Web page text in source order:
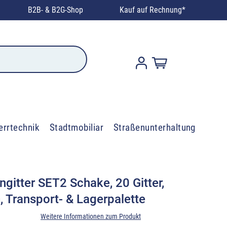
B2B- & B2G-Shop Kauf auf Rechnung*
Stadtmobiliar Straßenunterhaltung
SET2 Schake, 20 Gitter,
Transport- & Lagerpalette
Weitere Informationen zum Produkt